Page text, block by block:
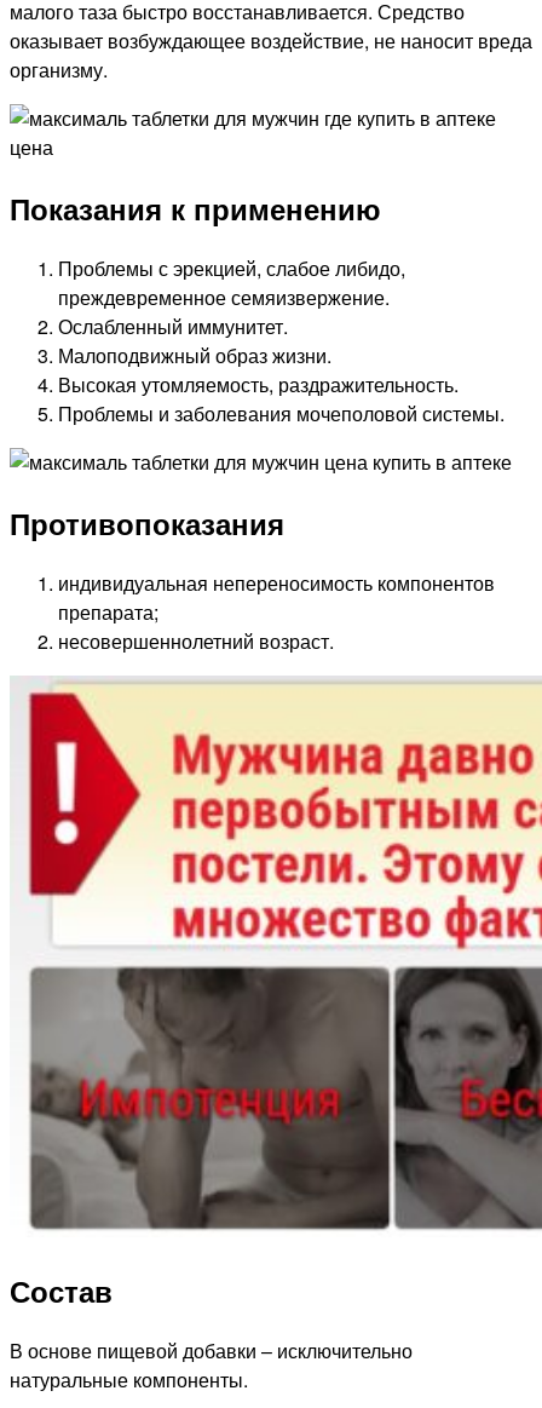
малого таза быстро восстанавливается. Средство
оказывает возбуждающее воздействие, не наносит вреда
организму.
Показания к применению
Проблемы с эрекцией, слабое либидо,
преждевременное семяизвержение.
Ослабленный иммунитет.
Малоподвижный образ жизни.
Высокая утомляемость, раздражительность.
Проблемы и заболевания мочеполовой системы.
Противопоказания
индивидуальная непереносимость компонентов
препарата;
несовершеннолетний возраст.
Состав
В основе пищевой добавки – исключительно
натуральные компоненты.